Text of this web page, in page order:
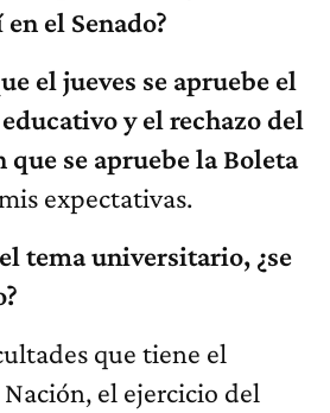
el Senado?
el jueves se apruebe el
y el rechazo del
que se apruebe la Boleta
expectativas.
tema universitario, ¿se
que tiene el
el ejercicio del